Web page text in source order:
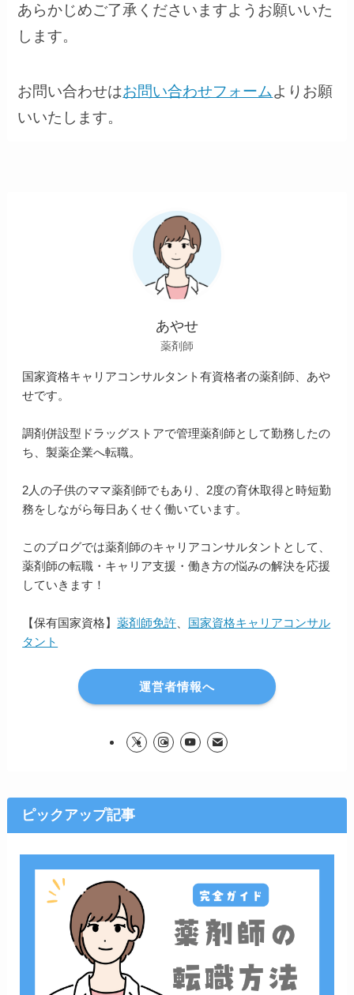
あらかじめご了承くださいますようお願いいた
します。
お問い合わせはお問い合わせフォームよりお願
いいたします。
あやせ
薬剤師
国家資格キャリアコンサルタント有資格者の薬剤師、あや
せです。
調剤併設型ドラッグストアで管理薬剤師として勤務したの
ち、製薬企業へ転職。
2人の子供のママ薬剤師でもあり、2度の育休取得と時短勤
務をしながら毎日あくせく働いています。
このブログでは薬剤師のキャリアコンサルタントとして、
薬剤師の転職・キャリア支援・働き方の悩みの解決を応援
していきます！
【保有国家資格】薬剤師免許
国家資格キャリアコンサル
タント
運営者情報へ
ピックアップ記事